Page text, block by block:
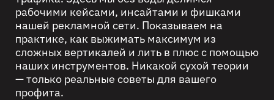
рабочими кейсами, инсайтами и фишками
нашей рекламной сети. Показываем на
практике, как выжимать максимум из
сложных вертикалей и лить в плюс с помощью
наших инструментов. Никакой сухой теории
— только реальные советы для вашего
профита.